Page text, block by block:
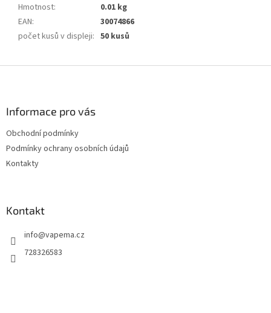
Hmotnost:
0.01 kg
EAN:
30074866
počet kusů v displeji: 50 kusů
Informace pro vás
Obchodní podmínky
Podmínky ochrany osobních údajů
Kontakty
Kontakt
info@vapema.cz
728326583